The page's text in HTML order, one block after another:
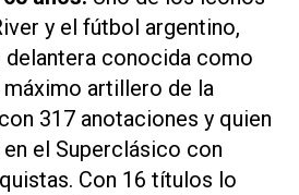
y el fútbol argentino,
conocida como
máximo artillero de la
317 anotaciones y quien
el Superclásico con
Con 16 títulos lo